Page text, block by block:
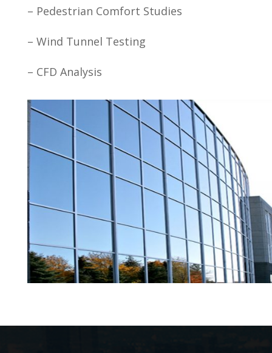
– Pedestrian Comfort Studies
– Wind Tunnel Testing
– CFD Analysis